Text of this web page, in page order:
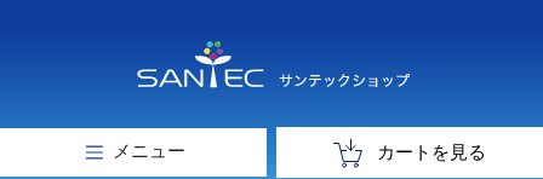
メニュー カートを見る